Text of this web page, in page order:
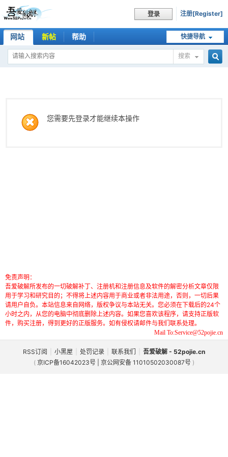
登录 注册[Register]
快捷导航
网站 新帖 帮助
搜索
您需要先登录才能继续本操作
免责声明：
吾爱破解所发布的一切破解补丁、注册机和注册信息及软件的解密分析文章仅限
用于学习和研究目的；不得将上述内容用于商业或者非法用途，否则，一切后果
请用户自负。本站信息来自网络，版权争议与本站无关。您必须在下载后的24个
小时之内，从您的电脑中彻底删除上述内容。如果您喜欢该程序，请支持正版软
件，购买注册，得到更好的正版服务。如有侵权请邮件与我们联系处理。
Mail To:Service@52pojie.cn
RSS订阅 小黑屋 处罚记录 联系我们
吾爱破解 - 52pojie.cn
( 京ICP备16042023号 | 京公网安备 11010502030087号 )